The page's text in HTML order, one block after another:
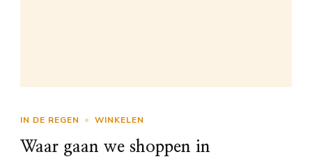
IN DE REGEN WINKELEN
Waar gaan we shoppen in